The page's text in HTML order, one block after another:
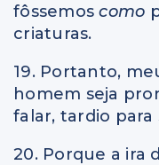
fôssemoscomo
criaturas.
19. Portanto,
homem seja
falar, tardio para
20. Porque a ira